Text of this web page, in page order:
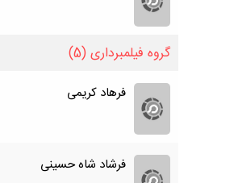
گروه فیلمبرداری (5)
فرهاد کریمی
فرشاد شاه حسینی